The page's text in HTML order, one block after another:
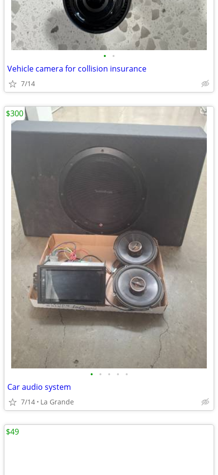
• •
Vehicle camera for collision insurance
7/14
• • • • •
Car audio system
7/14 La Grande
$300
$49